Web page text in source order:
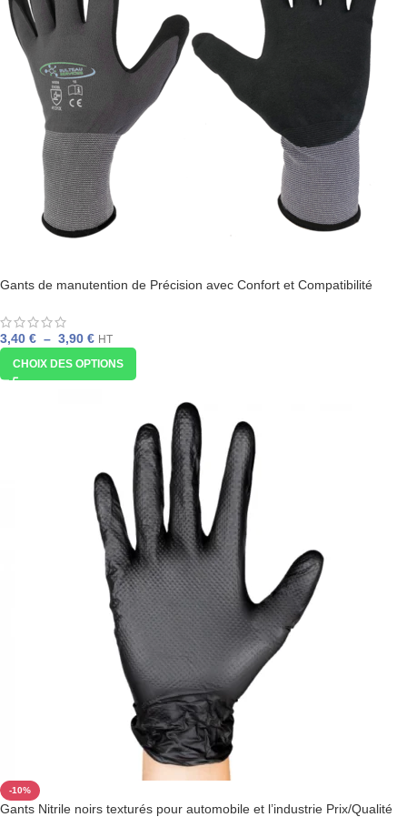
Gants de manutention de Précision avec Confort et Compatibilité
3,40 € – 3,90 € HT
CHOIX DES OPTIONS
-10%
Gants Nitrile noirs texturés pour automobile et l’industrie Prix/Qualité